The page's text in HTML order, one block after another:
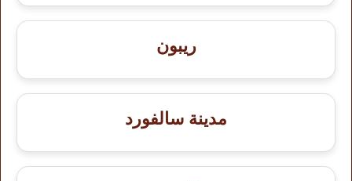
ريبون
مدينة سالفورد